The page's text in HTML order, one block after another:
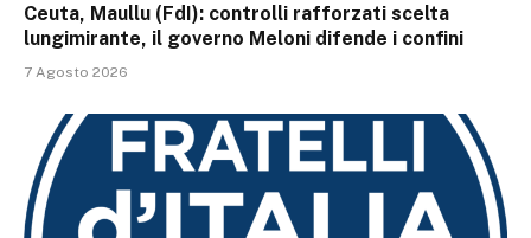
Ceuta, Maullu (FdI): controlli rafforzati scelta
lungimirante, il governo Meloni difende i confini
7 Agosto 2026